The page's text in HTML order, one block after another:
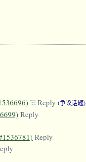
Reply (争议话题)
Reply
Reply